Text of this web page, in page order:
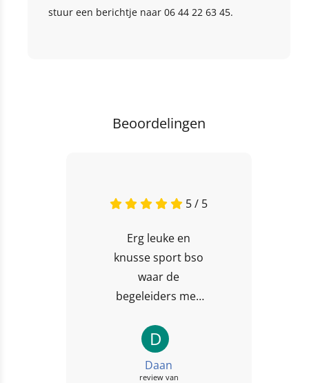
stuur een berichtje naar 06 44 22 63 45.
Beoordelingen
5 / 5
Erg leuke en
knusse sport bso
waar de
begeleiders mee
kinderen!
D
Daan
review van